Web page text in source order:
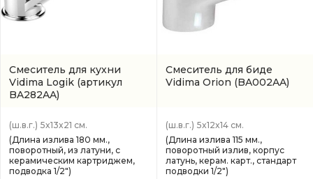
Смеситель для кухни
Vidima Logik (артикул
BA282AA)
(ш.в.г.) 5x13x21 см.
(Длина излива 180 мм.,
поворотный, из латуни, с
керамическим картриджем,
подводка 1/2")
Смеситель для биде
Vidima Orion (BA002AA)
(ш.в.г.) 5x12x14 см.
(Длина излива 115 мм.,
поворотный излив, корпус
латунь, керам. карт., стандарт
подводки 1/2")